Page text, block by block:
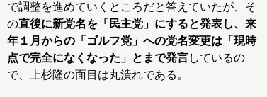
で調整を進めていくところだと答えていたが、そ
の直後に新党名を「民主党」にすると発表し、来
年１月からの「ゴルフ党」への党名変更は「現時
点で完全になくなった」とまで発言しているの
で、上杉隆の面目は丸潰れである。